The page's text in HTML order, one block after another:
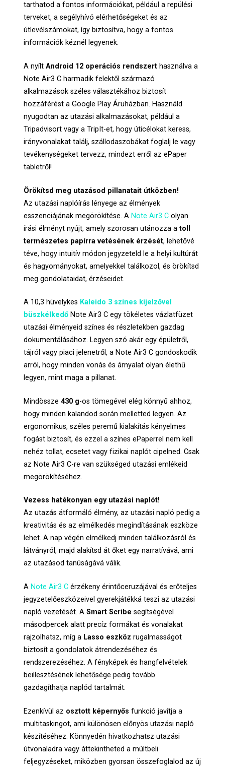
tarthatod a fontos információkat, például a repülési
terveket, a segélyhívó elérhetőségeket és az
útlevélszámokat, így biztosítva, hogy a fontos
információk kéznél legyenek.
A nyíltAndroid 12 operációs rendszert használva a
Note Air3 C harmadik felektől származó
alkalmazások széles választékához biztosít
hozzáférést a Google Play Áruházban. Használd
nyugodtan az utazási alkalmazásokat, például a
Tripadvisort vagy a TripIt-et, hogy úticélokat keress,
irányvonalakat találj, szállodaszobákat foglalj le vagy
tevékenységeket tervezz, mindezt erről az ePaper
tabletről!
Örökítsd meg utazásod pillanatait útközben!
Az utazási naplóírás lényege az élmények
esszenciájának megörökítése. A Note Air3 C olyan
írási élményt nyújt, amely szorosan utánozza atoll
természetes papírra vetésének érzését, lehetővé
téve, hogy intuitív módon jegyzeteld le a helyi kultúrát
és hagyományokat, amelyekkel találkozol, és örökítsd
meg gondolataidat, érzéseidet.
A 10,3 hüvelykes Kaleido 3 színes kijelzővel
büszkélkedő Note Air3 C egy tökéletes vázlatfüzet
utazási élményeid színes és részletekben gazdag
dokumentálásához. Legyen szó akár egy épületről,
tájról vagy piaci jelenetről, a Note Air3 C gondoskodik
arról, hogy minden vonás és árnyalat olyan élethű
legyen, mint maga a pillanat.
Mindössze430 g-os tömegével elég könnyű ahhoz,
hogy minden kalandod során melletted legyen. Az
ergonomikus, széles peremű kialakítás kényelmes
fogást biztosít, és ezzel a színes ePaperrel nem kell
nehéz tollat, ecsetet vagy fizikai naplót cipelned. Csak
az Note Air3 C-re van szükséged utazási emlékeid
megörökítéséhez.
Vezess hatékonyan egy utazási naplót!
Az utazás átformáló élmény, az utazási napló pedig a
kreativitás és az elmélkedés megindításának eszköze
lehet. A nap végén elmélkedj minden találkozásról és
látványról, majd alakítsd át őket egy narratívává, ami
az utazásod tanúságává válik.
A Note Air3 C érzékeny érintőceruzájával és erőteljes
jegyzetelőeszközeivel gyerekjátékká teszi az utazási
napló vezetését. ASmart Scribe segítségével
másodpercek alatt precíz formákat és vonalakat
rajzolhatsz, míg a Lasso eszköz rugalmasságot
biztosít a gondolatok átrendezéséhez és
rendszerezéséhez. A fényképek és hangfelvételek
beillesztésének lehetősége pedig tovább
gazdagíthatja naplód tartalmát.
Ezenkívül az osztott képernyős funkció javítja a
multitaskingot, ami különösen előnyös utazási napló
készítéséhez. Könnyedén hivatkozhatsz utazási
útvonaladra vagy áttekintheted a múltbeli
feljegyzéseket, miközben gyorsan összefoglalod az új